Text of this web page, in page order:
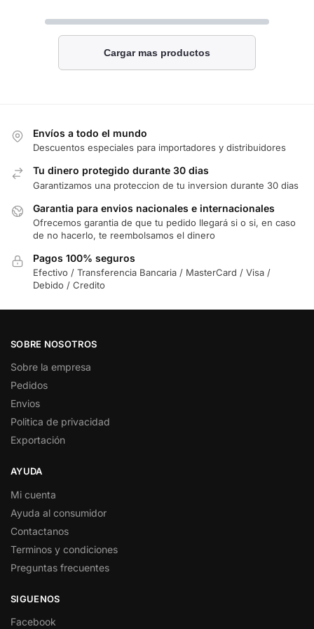
Cargar mas productos
Envíos a todo el mundo
Descuentos especiales para importadores y distribuidores
Tu dinero protegido durante 30 dias
Garantizamos una proteccion de tu inversion durante 30 dias
Garantia para envios nacionales e internacionales
Ofrecemos garantia de que tu pedido llegará si o si, en caso
de no hacerlo, te reembolsamos el dinero
Pagos 100% seguros
Efectivo / Transferencia Bancaria / MasterCard / Visa /
Debido / Credito
SOBRE NOSOTROS
Sobre la empresa
Pedidos
Envios
Politica de privacidad
Exportación
AYUDA
Mi cuenta
Ayuda al consumidor
Contactanos
Terminos y condiciones
Preguntas frecuentes
SIGUENOS
Facebook